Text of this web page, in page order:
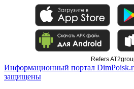
Refers
Информационный портал
защищены